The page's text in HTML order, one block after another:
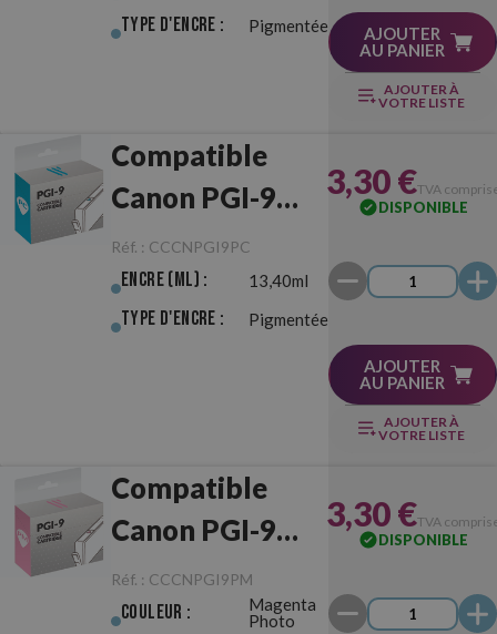
Type d'Encre : Pigmentée
AJOUTER
AU PANIER
AJOUTER À
VOTRE LISTE
Compatible
Canon PGI-9
Cyan-Photo
Réf. : CCCNPGI9PC
Encre (ml) : 13,40ml
Type d'Encre : Pigmentée
3,30 €TVA
DISPONIBLE
AJOUTER
AU PANIER
AJOUTER À
VOTRE LISTE
Compatible
Canon PGI-9
Magenta Photo
Réf. : CCCNPGI9PM
Couleur :
Magenta
Photo
3,30 €TVA
DISPONIBLE